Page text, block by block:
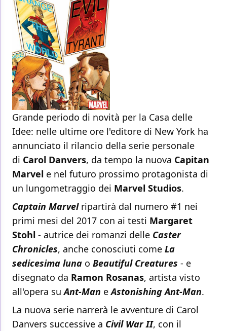
Grande periodo di novità per la Casa delle
Idee: nelle ultime ore l'editore di New York ha
annunciato il rilancio della serie personale
di Carol Danvers, da tempo la nuova Capitan
Marvel e nel futuro prossimo protagonista di
un lungometraggio dei Marvel Studios.
Captain Marvelripartirà dal numero #1 nei
primi mesi del 2017 con ai testi Margaret
Stohl - autrice dei romanzi delle Caster
Chronicles, anche conosciuti come La
sedicesima luna o Beautiful Creatures - e
disegnato da Ramon Rosanas, artista visto
all'opera suAnt-Man eAstonishing Ant-Man.
La nuova serie narrerà le avventure di Carol
Danvers successive a Civil War II, con il